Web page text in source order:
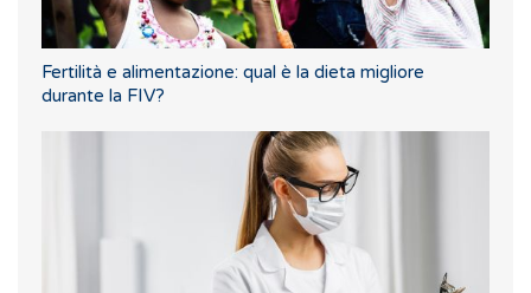
Fertilità e alimentazione: qual è la dieta migliore
durante la FIV?